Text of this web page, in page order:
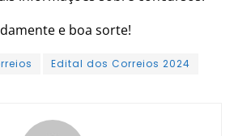
e boa sorte!
Edital dos Correios 2024